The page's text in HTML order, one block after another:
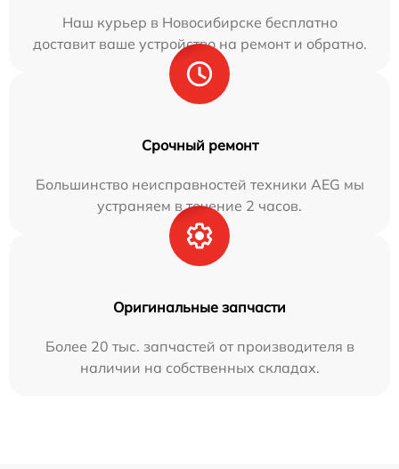
Наш курьер в Новосибирске бесплатно
доставит ваше устройство на ремонт и обратно.
Срочный ремонт
Большинство неисправностей техники AEG мы
устраняем в течение 2 часов.
Оригинальные запчасти
Более 20 тыс. запчастей от производителя в
наличии на собственных складах.